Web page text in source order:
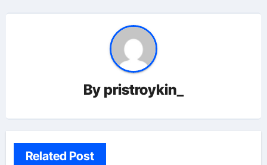
By pristroykin_
Related Post